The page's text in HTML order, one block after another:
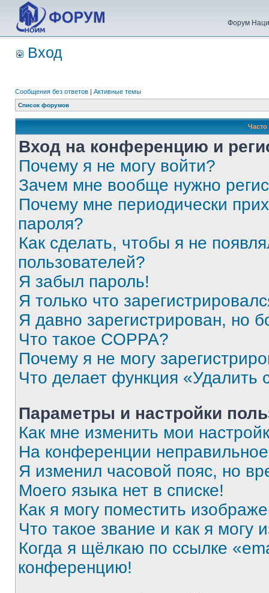
Форум
Вход
Сообщения без ответов | Активные темы
Список форумов
Вход на конференцию и
Почему я не могу войти?
Зачем мне вообще нужно
Почему мне периодически
пароля?
Как сделать, чтобы я не
пользователей?
Я забыл пароль!
Я только что
Я давно зарегистрирован, но
Что такое COPPA?
Почему я не могу
Что делает функция «Удалить
Параметры и настройки
Как мне изменить мои
На конференции
Я изменил часовой пояс, но
Моего языка нет в списке!
Как я могу поместить
Что такое звание и как я могу
Когда я щёлкаю по ссылке
конференцию!